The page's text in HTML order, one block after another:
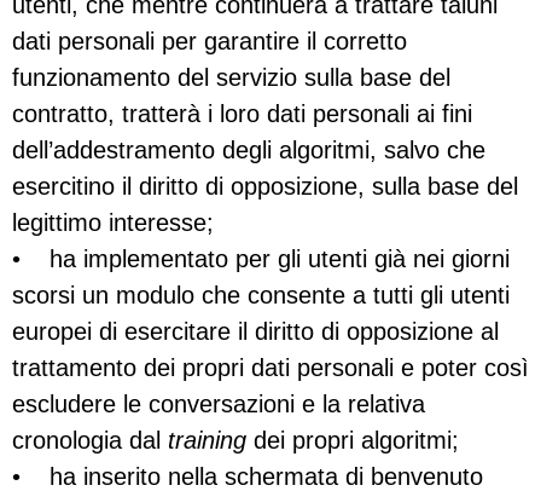
dati personali per garantire il corretto
funzionamento del servizio sulla base del
contratto, tratterà i loro dati personali ai fini
dell’addestramento degli algoritmi, salvo che
esercitino il diritto di opposizione, sulla base del
legittimo interesse;
• ha implementato per gli utenti già nei giorni
scorsi un modulo che consente a tutti gli utenti
europei di esercitare il diritto di opposizione al
trattamento dei propri dati personali e poter così
escludere le conversazioni e la relativa
cronologia dal training dei propri algoritmi;
• ha inserito nella schermata di benvenuto